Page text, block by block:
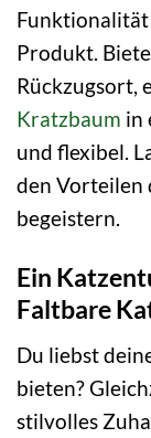
Funktionalität
Produkt.
Rückzugsort,
Kratzbaum in
und flexibel.
den Vorteilen
begeistern.
Ein
Faltbare
Du liebst
bieten?
stilvolles